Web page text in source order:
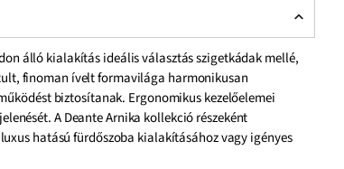
álló kialakítás ideális választás szigetkádak mellé,
finoman ívelt formavilága harmonikusan
biztosítanak. Ergonomikus kezelőelemei
A Deante Arnika kollekció részeként
hatású fürdőszoba kialakításához vagy igényes